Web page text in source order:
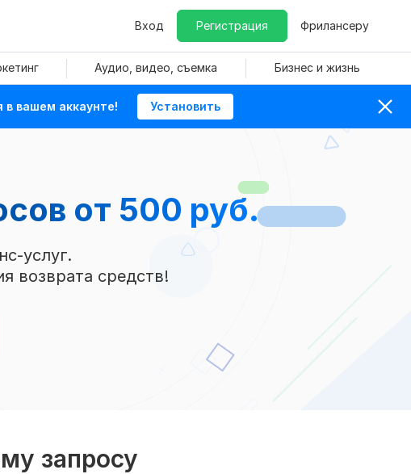
Вход Регистрация Фрилансеру
Аудио, видео, съемка Бизнес и жизнь
вашем аккаунте! Установить
от 500 руб.
услуг.
возврата средств!
запросу